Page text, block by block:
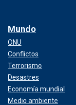
Mundo
ONU
Conflictos
Terrorismo
Desastres
Economía mundial
Medio ambiente